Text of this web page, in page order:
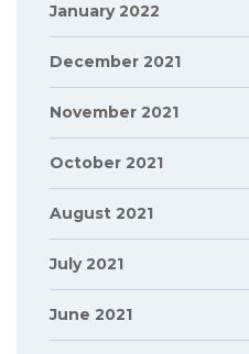
January 2022
December 2021
November 2021
October 2021
August 2021
July 2021
June 2021